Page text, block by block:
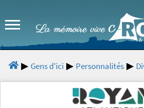
Gens d'ici Personnalités